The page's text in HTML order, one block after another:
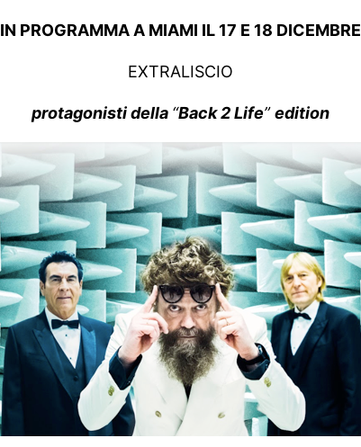
IN PROGRAMMA A MIAMI IL 17 E 18 DICEMBRE
EXTRALISCIO
protagonisti della “Back 2 Life”edition